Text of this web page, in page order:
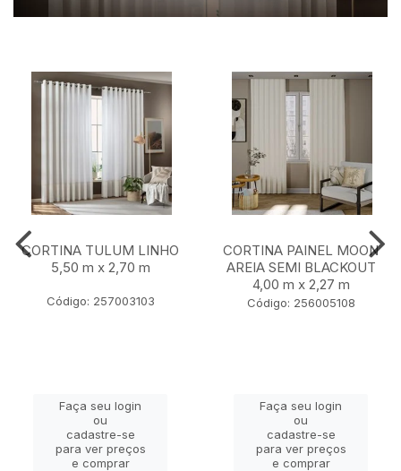
CORTINA TULUM LINHO
5,50 m x 2,70 m
Código: 257003103
Faça seu login
ou
cadastre-se
para ver preços
e comprar
CORTINA PAINEL MOON
AREIA SEMI BLACKOUT
4,00 m x 2,27 m
Código: 256005108
Faça seu login
ou
cadastre-se
para ver preços
e comprar